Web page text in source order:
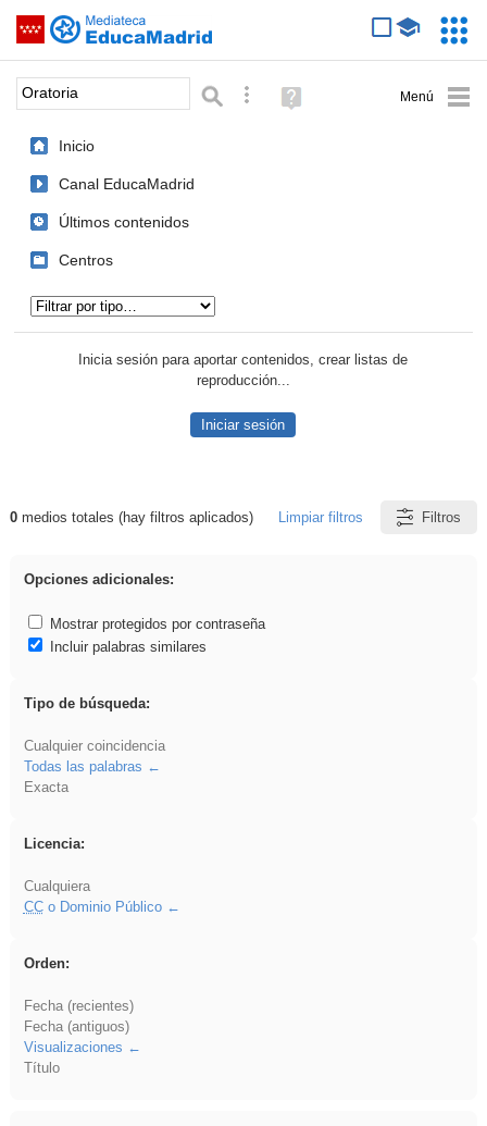
Saltar navegación
Palabra o frase: Búsqueda avanzada
Ayuda
(en
Inicio
Canal EducaMadrid
Últimos contenidos
Centros
Inicia sesión para aportar contenidos, crear listas de
reproducción...
Iniciar sesión
Resultados de: Oratoria
0medios totales (hay filtros aplicados) Limpiar filtros Filtros
Opciones adicionales:
Mostrar protegidos por contraseña
Incluir palabras similares
Tipo de búsqueda:
Cualquier coincidencia
Todas las palabras
Exacta
Licencia:
Cualquiera
CCo Dominio Público
Orden:
Fecha (recientes)
Fecha (antiguos)
Visualizaciones
Título